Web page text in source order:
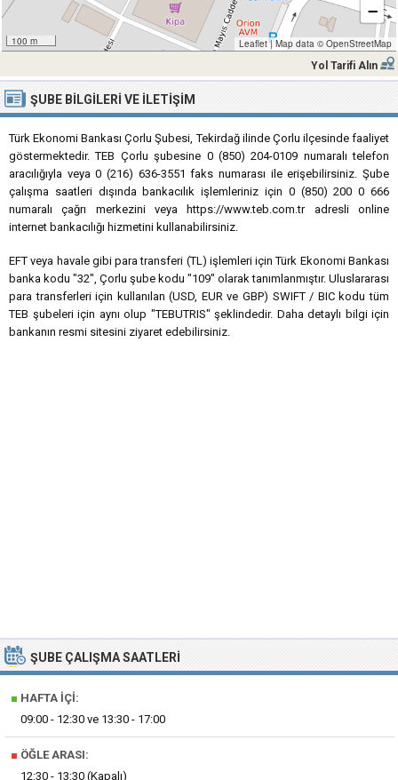
100 m
−
Leaflet | Map data © OpenStreetMap
Yol Tarifi Alın
ŞUBE BILGILERI VE İLETIŞIM
Türk Ekonomi Bankası Çorlu Şubesi, Tekirdağ ilinde Çorlu ilçesinde faaliyet
göstermektedir. TEB Çorlu şubesine 0 (850) 204-0109 numaralı telefon
aracılığıyla veya 0 (216) 636-3551 faks numarası ile erişebilirsiniz. Şube
çalışma saatleri dışında bankacılık işlemleriniz için 0 (850) 200 0 666
numaralı çağrı merkezini veya https://www.teb.com.tr adresli online
internet bankacılığı hizmetini kullanabilirsiniz.
EFT veya havale gibi para transferi (TL) işlemleri için Türk Ekonomi Bankası
banka kodu "32", Çorlu şube kodu "109" olarak tanımlanmıştır. Uluslararası
para transferleri için kullanılan (USD, EUR ve GBP) SWIFT / BIC kodu tüm
TEB şubeleri için aynı olup "TEBUTRIS" şeklindedir. Daha detaylı bilgi için
bankanın resmi sitesini ziyaret edebilirsiniz.
ŞUBE ÇALIŞMA SAATLERI
■ HAFTA İÇI:
09:00 - 12:30 ve 13:30 - 17:00
■ ÖĞLE ARASI:
12:30 - 13:30 (Kapalı)